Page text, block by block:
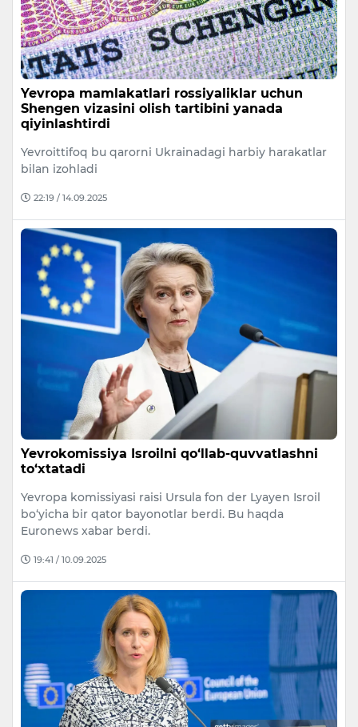
Yevropa mamlakatlari rossiyaliklar uchun
Shengen vizasini olish tartibini yanada
qiyinlashtirdi
Yevroittifoq bu qarorni Ukrainadagi harbiy harakatlar
bilan izohladi
22:19 / 14.09.2025
Yevrokomissiya Isroilni qo‘llab-quvvatlashni
to‘xtatadi
Yevropa komissiyasi raisi Ursula fon der Lyayen Isroil
bo‘yicha bir qator bayonotlar berdi. Bu haqda
Euronews xabar berdi.
19:41 / 10.09.2025